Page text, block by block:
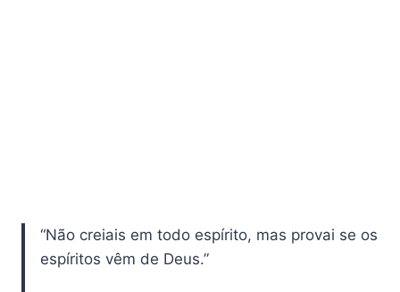
“Não creiais em todo espírito, mas provai se os
espíritos vêm de Deus.”